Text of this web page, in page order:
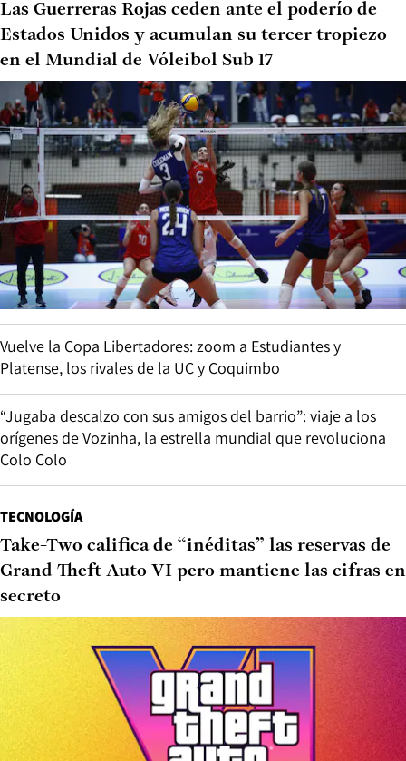
Las Guerreras Rojas ceden ante el poderío de
Estados Unidos y acumulan su tercer tropiezo
en el Mundial de Vóleibol Sub 17
Vuelve la Copa Libertadores: zoom a Estudiantes y
Platense, los rivales de la UC y Coquimbo
“Jugaba descalzo con sus amigos del barrio”: viaje a los
orígenes de Vozinha, la estrella mundial que revoluciona
Colo Colo
TECNOLOGÍA
Take-Two califica de “inéditas” las reservas de
Grand Theft Auto VI pero mantiene las cifras en
secreto